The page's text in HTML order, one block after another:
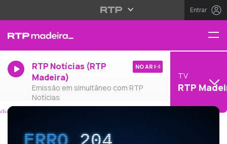
Entrar
RTP Notícias (RTP
Madeira)
Emissão em simultâneo com RTP
Notícias
NO AR
TV
RTP